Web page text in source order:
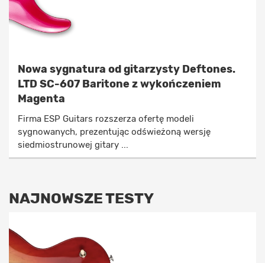
Nowa sygnatura od gitarzysty Deftones.
LTD SC-607 Baritone z wykończeniem
Magenta
Firma ESP Guitars rozszerza ofertę modeli
sygnowanych, prezentując odświeżoną wersję
siedmiostrunowej gitary ...
NAJNOWSZE TESTY